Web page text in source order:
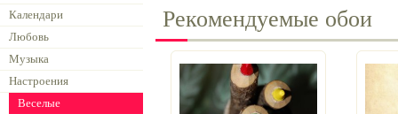
Календари
Любовь
Музыка
Настроения
Веселые
Рекомендуемые обои